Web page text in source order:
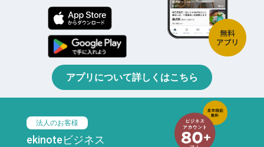
アプリについて詳しくはこちら
法人のお客様
ekinoteビジネス